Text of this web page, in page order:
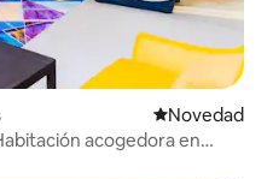
Lugar para
Novedad
acogedora en